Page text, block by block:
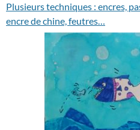
Plusieurs techniques : encres,
encre de chine, feutres…